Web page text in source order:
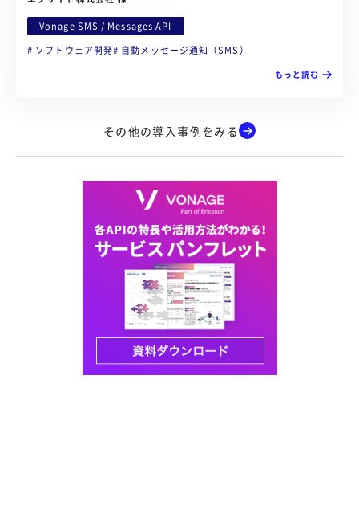
Vonage SMS / Messages API
ソフトウェア開発
自動メッセージ通知（SMS）
もっと読む
その他の導入事例をみる